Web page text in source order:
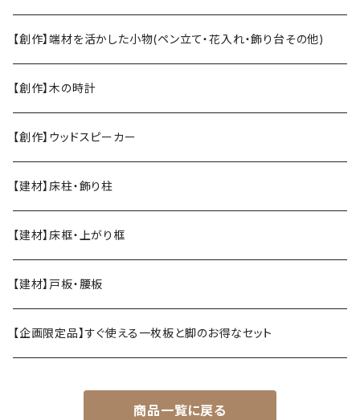
【創作】端材を活かした小物(ペン立て・花入れ・飾り台その他)
【創作】木の時計
【創作】ウッドスピーカー
【建材】床柱・飾り柱
【建材】床框・上がり框
【建材】戸板・腰板
【企画限定品】すぐ使える一枚板と脚のお得なセット
商品一覧に戻る